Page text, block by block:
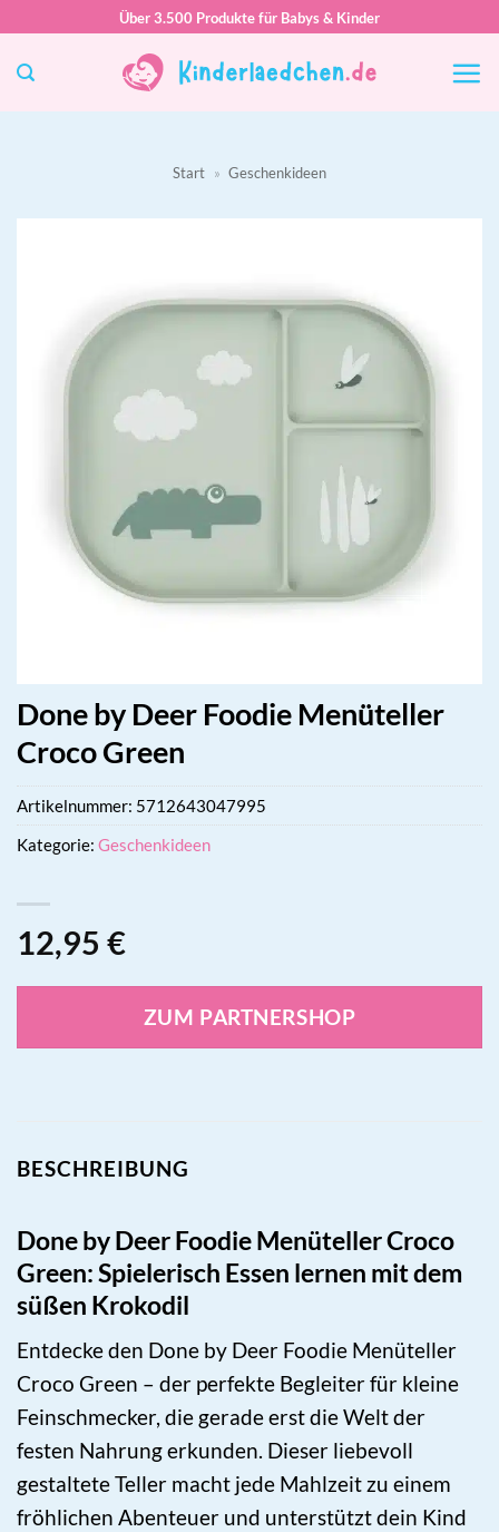
springen
Über 3.500 Produkte für Babys & Kinder
Start » Geschenkideen
Done by Deer Foodie Menüteller
Croco Green
12,95 €
ZUM PARTNERSHOP
Artikelnummer: 5712643047995
Kategorie: Geschenkideen
BESCHREIBUNG
Done by Deer Foodie Menüteller Croco
Green: Spielerisch Essen lernen mit dem
süßen Krokodil
Entdecke den Done by Deer Foodie Menüteller
Croco Green – der perfekte Begleiter für kleine
Feinschmecker, die gerade erst die Welt der
festen Nahrung erkunden. Dieser liebevoll
gestaltete Teller macht jede Mahlzeit zu einem
fröhlichen Abenteuer und unterstützt dein Kind